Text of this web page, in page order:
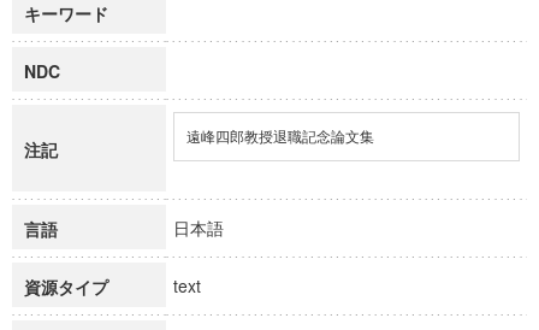
キーワード
NDC
注記
遠峰四郎教授退職記念論文集
言語 日本語
資源タイプ text